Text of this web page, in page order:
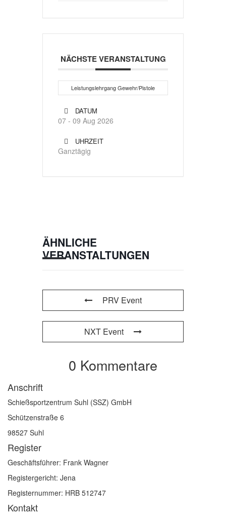
NÄCHSTE VERANSTALTUNG
Leistungslehrgang Gewehr/Pistole
DATUM
07 - 09 Aug 2026
UHRZEIT
Ganztägig
ÄHNLICHE
VERANSTALTUNGEN
PRV Event
NXT Event
0 Kommentare
Anschrift
Schießsportzentrum Suhl (SSZ) GmbH
Schützenstraße 6
98527 Suhl
Register
Geschäftsführer: Frank Wagner
Registergericht: Jena
Registernummer: HRB 512747
Kontakt